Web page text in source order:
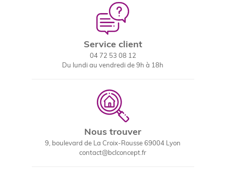
Service client
04 72 53 08 12
Du lundi au vendredi de 9h à 18h
Nous trouver
9, boulevard de La Croix-Rousse 69004 Lyon
contact@bclconcept.fr